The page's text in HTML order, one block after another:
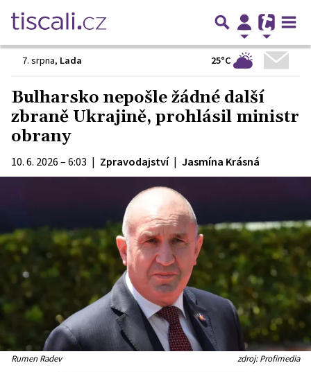
7. srpna, Lada 25°C
Bulharsko nepošle žádné další
zbraně Ukrajině, prohlásil ministr
obrany
10. 6. 2026 – 6:03 | Zpravodajství | Jasmína Krásná
Rumen Radev zdroj: Profimedia